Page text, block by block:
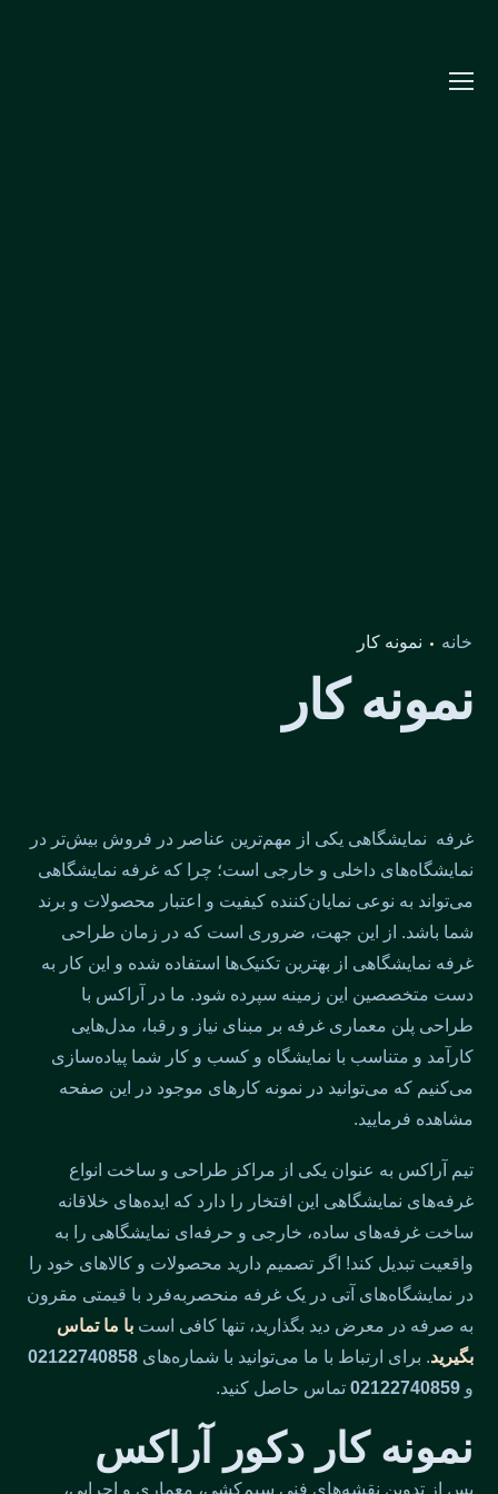
خانه نمونه کار
نمونه کار
غرفه نمایشگاهی یکی از مهم‌ترین عناصر در فروش بیش‌تر در
نمایشگاه‌های داخلی و خارجی است؛ چرا که غرفه نمایشگاهی
می‌تواند به نوعی نمایان‌کننده کیفیت و اعتبار محصولات و برند
شما باشد. از این جهت، ضروری است که در زمان طراحی
غرفه نمایشگاهی از بهترین تکنیک‌ها استفاده شده و این کار به
دست متخصصین این زمینه سپرده شود. ما در آراکس با
طراحی پلن معماری غرفه بر مبنای نیاز و رقبا، مدل‌هایی
کارآمد و متناسب با نمایشگاه و کسب و کار شما پیاده‌سازی
می‌کنیم که می‌توانید در نمونه کارهای موجود در این صفحه
مشاهده فرمایید.
تیم آراکس به عنوان یکی از مراکز طراحی و ساخت انواع
غرفه‌های نمایشگاهی این افتخار را دارد که ایده‌های خلاقانه
ساخت غرفه‌های ساده، خارجی و حرفه‌ای نمایشگاهی را به
واقعیت تبدیل کند! اگر تصمیم دارید محصولات و کالاهای خود را
در نمایشگاه‌های آتی در یک غرفه منحصربه‌فرد با قیمتی مقرون
به صرفه در معرض دید بگذارید، تنها کافی استبا ما تماس
بگیرید. برای ارتباط با ما می‌توانید با شماره‌های02122740858
و02122740859 تماس حاصل کنید.
نمونه کار دکور آراکس
پس از تدوین نقشه‌های فنی سیم‌کشی، معماری و اجرایی،